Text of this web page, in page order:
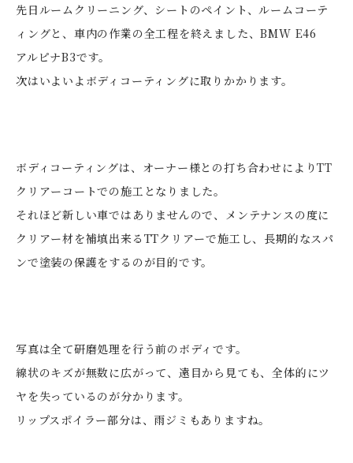
先日ルームクリーニング、シートのペイント、ルームコーテ
ィングと、車内の作業の全工程を終えました、BMW E46
アルピナB3です。
次はいよいよボディコーティングに取りかかります。
ボディコーティングは、オーナー様との打ち合わせによりTT
クリアーコートでの施工となりました。
それほど新しい車ではありませんので、メンテナンスの度に
クリアー材を補填出来るTTクリアーで施工し、長期的なスパ
ンで塗装の保護をするのが目的です。
写真は全て研磨処理を行う前のボディです。
線状のキズが無数に広がって、遠目から見ても、全体的にツ
ヤを失っているのが分かります。
リップスポイラー部分は、雨ジミもありますね。